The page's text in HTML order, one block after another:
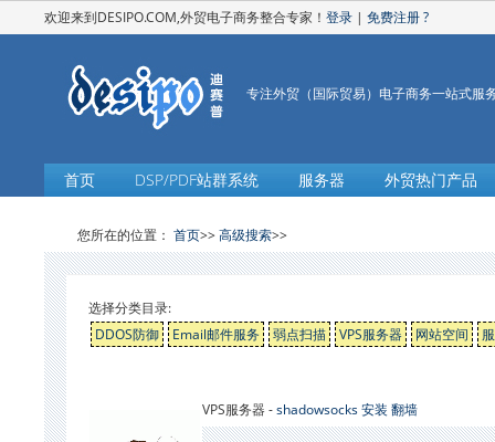
欢迎来到DESIPO.COM,外贸电子商务整合专家！ 登录 | 免费注册?
专注外贸（国际贸易）电子商务一站式服
首页 DSP/PDF站群系统 服务器 外贸热门产品
您所在的位置： 首页>>高级搜索>>
选择分类目录:
DDOS防御
Email邮件服务 弱点扫描 VPS服务器 网站空间
VPS服务器 -shadowsocks 安装 翻墙